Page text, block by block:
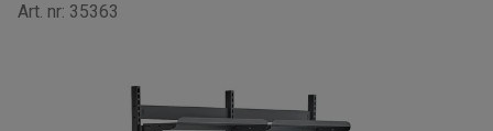
Art. nr: 35363